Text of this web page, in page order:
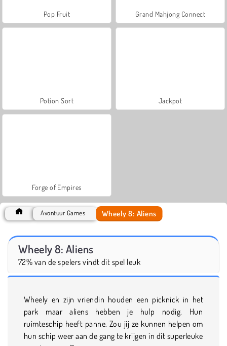
Pop Fruit Grand Mahjong Connect
Potion Sort Jackpot
Forge of Empires
Avontuur Games Wheely 8: Aliens
Wheely 8: Aliens
72% van de spelers vindt dit spel leuk
Wheely en zijn vriendin houden een picknick in het
park maar aliens hebben je hulp nodig. Hun
ruimteschip heeft panne. Zou jij ze kunnen helpen om
hun schip weer aan de gang te krijgen in dit superleuke